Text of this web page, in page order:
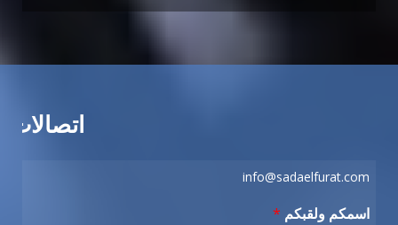
اتصالات
info@sadaelfurat.com
اسمكم ولقبكم *